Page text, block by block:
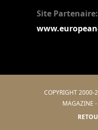
Site Partenaire:
COPYRIGHT 2000-
MAGAZINE -